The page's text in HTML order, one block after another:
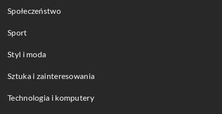
Społeczeństwo
Sport
Styl i moda
Sztuka i zainteresowania
Technologia i komputery